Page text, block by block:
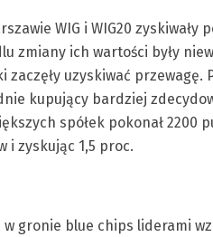
WIG i WIG20 zyskiwały
zmiany ich wartości były
zaczęły uzyskiwać przewagę.
kupujący bardziej
spółek pokonał 2200
i zyskując 1,5 proc.
gronie blue chips liderami